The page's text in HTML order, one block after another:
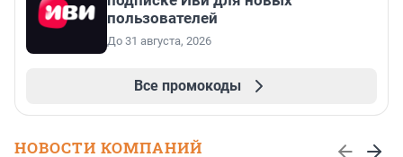
пользователей
До 31 августа, 2026
Все промокоды
НОВОСТИ КОМПАНИЙ